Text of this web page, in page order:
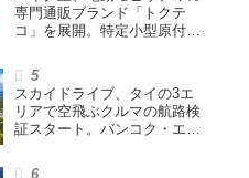
専門通販ブランド「トクテ
コ」を展開。特定小型原付や
スカイドライブ、タイの3エ
リアで空飛ぶクルマの航路検
証スタート。バンコク・エア
指す